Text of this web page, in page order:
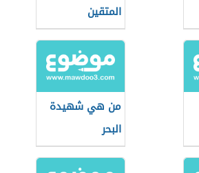
المتقين
من هي شهيدة
البحر